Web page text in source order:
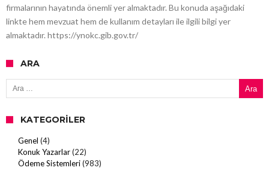
firmalarının hayatında önemli yer almaktadır. Bu konuda aşağıdaki
linkte hem mevzuat hem de kullanım detayları ile ilgili bilgi yer
almaktadır. https://ynokc.gib.gov.tr/
ARA
Arama:
KATEGORILER
Genel (4)
Konuk Yazarlar(22)
Ödeme Sistemleri(983)